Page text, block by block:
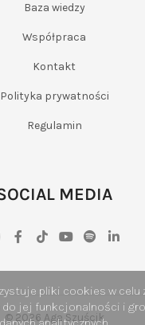
Baza wiedzy
Współpraca
Kontakt
Polityka prywatności
Regulamin
MEDIA
© 2026 Aga Szuścik
pliki cookies w celu
do jej funkcjonalności i